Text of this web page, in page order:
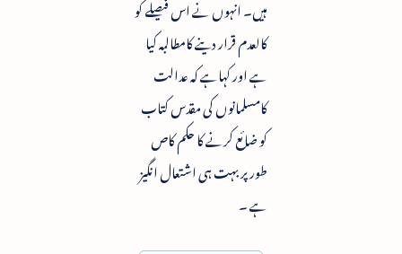
ہیں۔ انہوں نے اس فیصلے کو
کالعدم قرار دینے کامطالبہ کیا
ہے اور کہاہے کہ عدالت
کامسلمانوں کی مقدس کتاب
کو ضائع کرنے کا حکم کاص
طورپر بہت ہی اشتعال انگیز
ہے ۔